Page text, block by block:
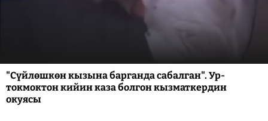
"Сүйлөшкөн кызына барганда сабалган". Ур-
токмоктон кийин каза болгон кызматкердин
окуясы